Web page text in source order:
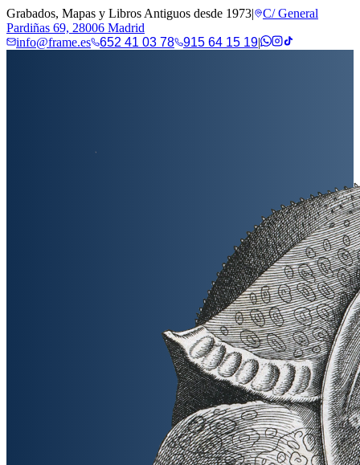
Grabados, Mapas y Libros Antiguos desde 1973|
C/ General
Pardiñas 69, 28006 Madrid
info@frame.es
652 41 03 78 915 64 15 19|